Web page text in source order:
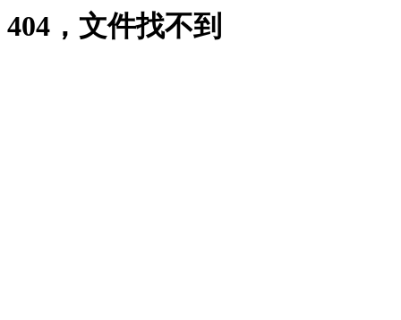
404，文件找不到